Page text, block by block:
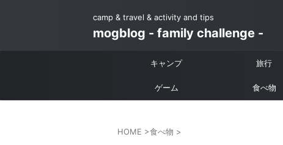
camp & travel & activity and tips
mogblog - family challenge -
キャンプ 旅行
ゲーム 食べ物
HOME >食べ物 >